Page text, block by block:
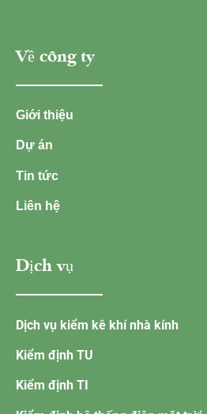
Về công ty
Giới thiệu
Dự án
Tin tức
Liên hệ
Dịch vụ
Dịch vụ kiểm kê khí nhà kính
Kiểm định TU
Kiểm định TI